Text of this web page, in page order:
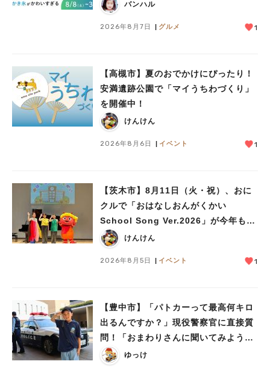
（月）バンハル
2026年8月7日 グルメ 1
【高槻市】夏のおでかけにぴったり！
安満遺跡公園で「マイうちわづくり」
を開催中！
けんけん
2026年8月6日 イベント 1
【茨木市】8月11日（火・祝）、おに
クルで「おはなしおんがくかい
School Song Ver.2026」が今年も開
催！テーマは「学校」♪
けんけん
2026年8月5日 イベント 1
【豊中市】「パトカーって最高何キロ
出るんですか？」現役警察官に直接質
問！「おまわりさんに聞いてみよう」
に参加しました
ゆっけ